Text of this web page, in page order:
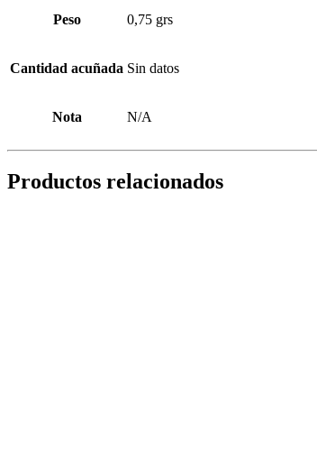
Peso 0,75 grs
Cantidad acuñada Sin datos
Nota N/A
Productos relacionados